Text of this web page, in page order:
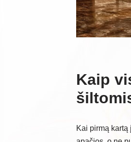
Kaip
Kai pirmą